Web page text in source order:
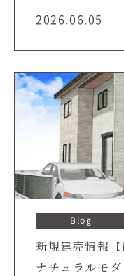
2026.06.05
Blog
新規建売情報
ナチュラルモ